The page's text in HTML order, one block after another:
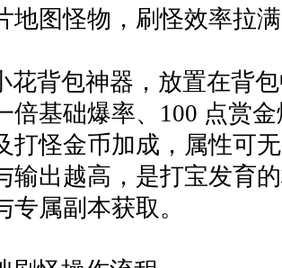
地图怪物，刷怪效率拉
花背包神器，放置在背
倍基础爆率、100 点赏
打怪金币加成，属性可
输出越高，是打宝发育
专属副本获取。